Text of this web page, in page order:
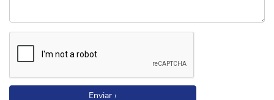
Enviar ›